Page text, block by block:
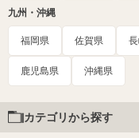
九州・沖縄
福岡県 佐賀県
鹿児島県 沖縄県
カテゴリから探す